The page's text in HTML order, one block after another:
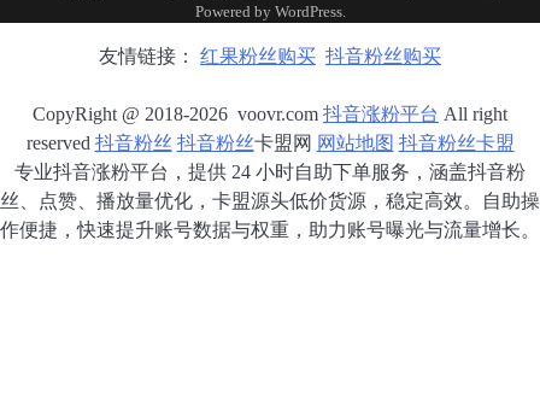
Powered by WordPress.
友情链接： 红果粉丝购买 抖音粉丝购买
CopyRight @ 2018-2026 voovr.com 抖音涨粉平台 All right
reserved 抖音粉丝 抖音粉丝卡盟网 网站地图 抖音粉丝卡盟
专业抖音涨粉平台，提供 24 小时自助下单服务，涵盖抖音粉
丝、点赞、播放量优化，卡盟源头低价货源，稳定高效。自助操
作便捷，快速提升账号数据与权重，助力账号曝光与流量增长。